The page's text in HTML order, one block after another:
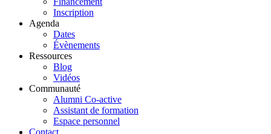
Inscription
Agenda
Dates
Évènements
Ressources
Blog
Vidéos
Communauté
Alumni Co-active
Assistant de formation
Espace personnel
Contact